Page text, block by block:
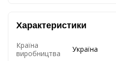
Характеристики
Країна
виробництва
Україна